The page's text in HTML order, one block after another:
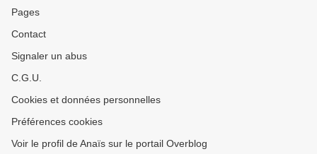
Pages
Contact
Signaler un abus
C.G.U.
Cookies et données personnelles
Préférences cookies
Voir le profil de Anaïs sur le portail Overblog